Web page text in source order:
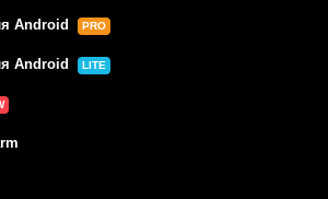
Android PRO
Android LITE